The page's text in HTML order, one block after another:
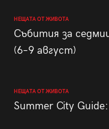
НЕЩАТА ОТ ЖИВОТА
Събития за
(6–9 август)
НЕЩАТА ОТ ЖИВОТА
Summer City